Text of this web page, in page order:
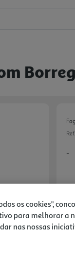
-
os cookies",
para melhorar a
nas nossas